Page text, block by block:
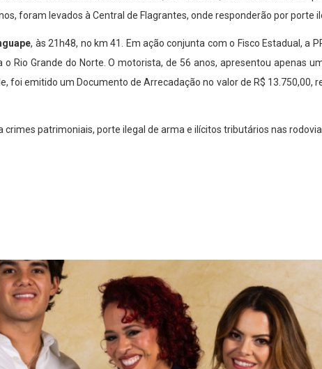
foram levados à Central de Flagrantes, onde responderão por porte
, às 21h48, no km 41. Em ação conjunta com o Fisco Estadual, a
Rio Grande do Norte. O motorista, de 56 anos, apresentou apenas
emitido um Documento de Arrecadação no valor de R$ 13.750,00,
patrimoniais, porte ilegal de arma e ilícitos tributários nas